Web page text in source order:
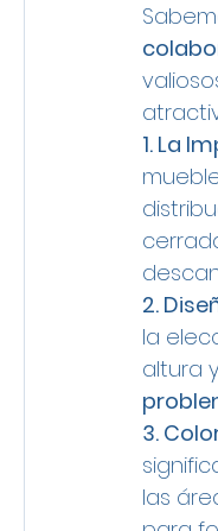
1. La
2.
la
altura
3.
las